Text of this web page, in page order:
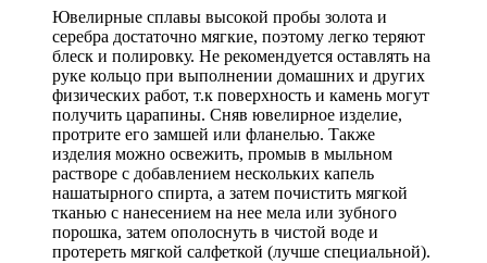
Ювелирные сплавы высокой пробы золота и
серебра достаточно мягкие, поэтому легко теряют
блеск и полировку. Не рекомендуется оставлять на
руке кольцо при выполнении домашних и других
физических работ, т.к поверхность и камень могут
получить царапины. Сняв ювелирное изделие,
протрите его замшей или фланелью. Также
изделия можно освежить, промыв в мыльном
растворе с добавлением нескольких капель
нашатырного спирта, а затем почистить мягкой
тканью с нанесением на нее мела или зубного
порошка, затем ополоснуть в чистой воде и
протереть мягкой салфеткой (лучше специальной).